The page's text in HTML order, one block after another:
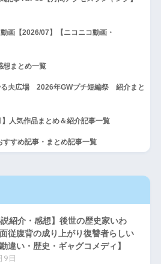
画【2026/07】【ニコニコ動画・
想まとめ一覧
る夫広場 2026年GWプチ短編祭 紹介まと
】人気作品まとめ＆紹介記事一覧
すすめ記事・まとめ記事一覧
説紹介・感想】後世の歴史家いわ
従腹背の成り上がり復讐者らしい
勘違い・歴史・ギャグコメディ】
9日